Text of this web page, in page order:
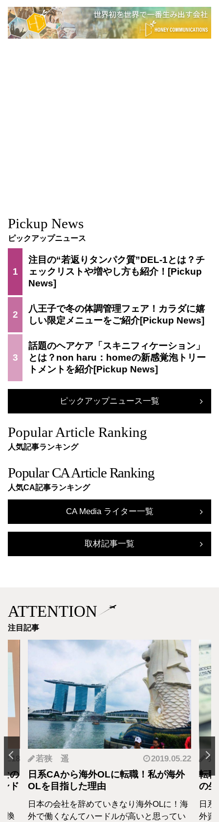
Pickup News
ピックアップニュース
1
注目の“若返りタンパク質”DEL-1とは？チ
ェックリストや増やし方も紹介！
2
八王子で冬の体調管理フェア！カラダに嬉
しい限定メニューをご紹介
3
話題のヘアケア「スキニフィケーション」
とは？non haru：homeの新感覚泡トリー
トメントを紹介
ピックアップニュース一覧
Popular Article Ranking
人気記事ランキング
Popular CA Article Ranking
人気CA記事ランキング
CA Media ライター一覧
取材記事一覧
ATTENTION
注目記事
の
ド
換
若狭 遥 2019.05.22
日系CAから海外OLに転職！私が海外
OLを目指した理由
日本の会社を辞めていきなり海外OLに！海
外で働くなんてハードルが高いと思ってい
羽
転
の
日
外資